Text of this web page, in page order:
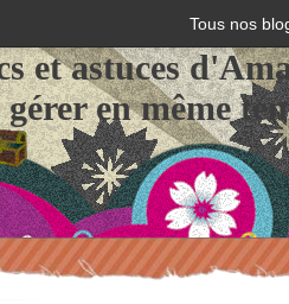
Tous nos
et astuces
en même